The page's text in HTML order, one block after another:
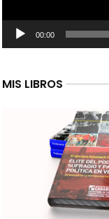
00:00
MIS LIBROS